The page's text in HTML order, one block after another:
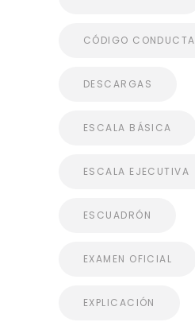
CÓDIGO CONDUCTA
DESCARGAS
ESCALA BÁSICA
ESCALA EJECUTIVA
ESCUADRÓN
EXAMEN OFICIAL
EXPLICACIÓN